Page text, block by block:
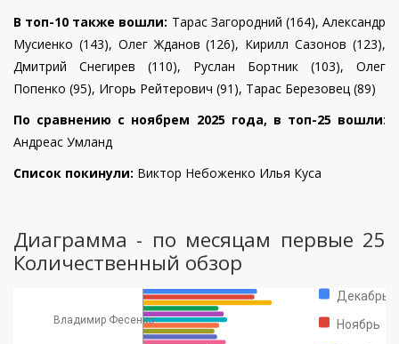
В топ-10 также вошли: Тарас Загородний (164), Александр
Мусиенко (143), Олег Жданов (126), Кирилл Сазонов (123),
Дмитрий Снегирев (110), Руслан Бортник (103), Олег
Попенко (95), Игорь Рейтерович (91), Тарас Березовец (89)
По сравнению с ноябрем 2025 года, в топ-25 вошли:
Андреас Умланд
Список покинули: Виктор Небоженко Илья Куса
Диаграмма - по месяцам первые 25
Количественный обзор
Декабрь
Ноябрь
Владимир Фесенко